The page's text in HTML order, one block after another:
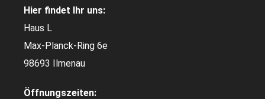
Hier findet Ihr uns:
Haus L
Max-Planck-Ring 6e
98693 Ilmenau
Öffnungszeiten: